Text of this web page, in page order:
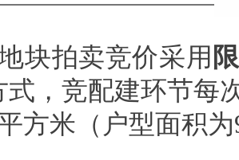
块拍卖竞价采用
式，竞配建环节每
方米（户型面积